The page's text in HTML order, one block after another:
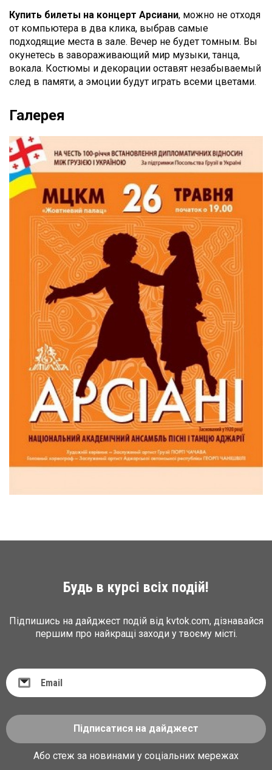
Купить билеты на концерт Арсиани, можно не отходя
от компьютера в два клика, выбрав самые
подходящие места в зале. Вечер не будет томным. Вы
окунетесь в завораживающий мир музыки, танца,
вокала. Костюмы и декорации оставят незабываемый
след в памяти, а эмоции будут играть всеми цветами.
Галерея
Будь в курсі всіх подій!
Підпишись на дайджест подій від kvtok.com, дізнавайся
першим про найкращі заходи у твоєму місті.
Підписатися на дайджест
Або стеж за новинами у соціальних мережах